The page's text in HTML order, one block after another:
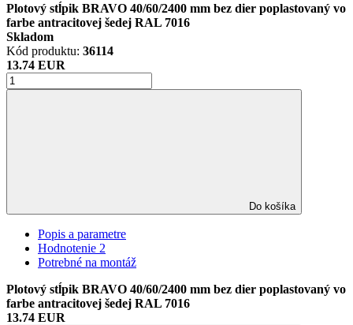
Plotový stĺpik BRAVO 40/60/2400 mm bez dier poplastovaný vo
farbe antracitovej šedej RAL 7016
Skladom
Kód produktu: 36114
13.74 EUR
Do košíka
Popis a parametre
Hodnotenie 2
Potrebné na montáž
Plotový stĺpik BRAVO 40/60/2400 mm bez dier poplastovaný vo
farbe antracitovej šedej RAL 7016
13.74 EUR